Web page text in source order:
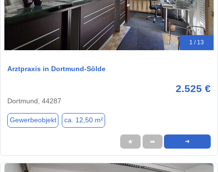
1 / 13
Arztpraxis in Dortmund-Sölde
2.525 €
Dortmund, 44287
Gewerbeobjekt ca. 12,50 m²
★ ➦ ➜